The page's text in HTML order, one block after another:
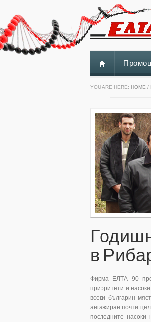
YOU ARE HERE: HOME /
в
Фирма ЕЛТА 90
приоритети и
всеки българин
ангажиран почти
последните насоки